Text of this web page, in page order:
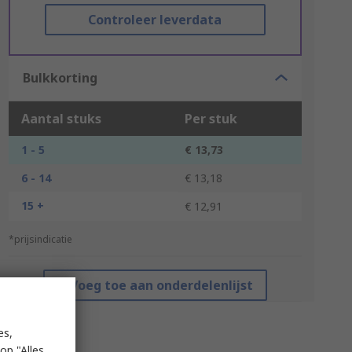
Controleer leverdata
Bulkkorting
Aantal stuks Per stuk
1 - 5
€ 13,73
6 - 14
€ 13,18
15 +
€ 12,91
*prijsindicatie
Voeg toe aan onderdelenlijst